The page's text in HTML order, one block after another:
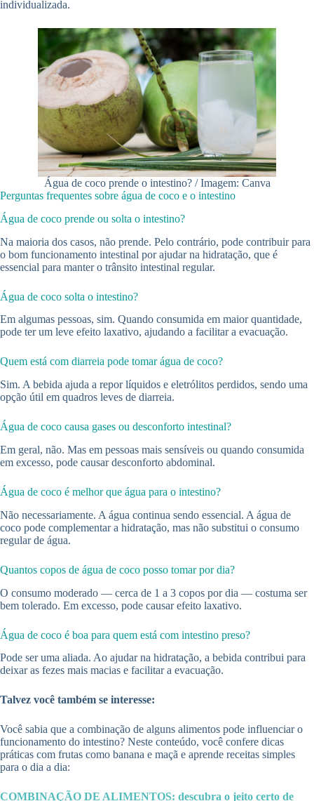
individualizada.
Água de coco prende o intestino? / Imagem: Canva
Perguntas frequentes sobre água de coco e o intestino
Água de coco prende ou solta o intestino?
Na maioria dos casos, não prende. Pelo contrário, pode contribuir para
o bom funcionamento intestinal por ajudar na hidratação, que é
essencial para manter o trânsito intestinal regular.
Água de coco solta o intestino?
Em algumas pessoas, sim. Quando consumida em maior quantidade,
pode ter um leve efeito laxativo, ajudando a facilitar a evacuação.
Quem está com diarreia pode tomar água de coco?
Sim. A bebida ajuda a repor líquidos e eletrólitos perdidos, sendo uma
opção útil em quadros leves de diarreia.
Água de coco causa gases ou desconforto intestinal?
Em geral, não. Mas em pessoas mais sensíveis ou quando consumida
em excesso, pode causar desconforto abdominal.
Água de coco é melhor que água para o intestino?
Não necessariamente. A água continua sendo essencial. A água de
coco pode complementar a hidratação, mas não substitui o consumo
regular de água.
Quantos copos de água de coco posso tomar por dia?
O consumo moderado — cerca de 1 a 3 copos por dia — costuma ser
bem tolerado. Em excesso, pode causar efeito laxativo.
Água de coco é boa para quem está com intestino preso?
Pode ser uma aliada. Ao ajudar na hidratação, a bebida contribui para
deixar as fezes mais macias e facilitar a evacuação.
Talvez você também se interesse:
Você sabia que a combinação de alguns alimentos pode influenciar o
funcionamento do intestino? Neste conteúdo, você confere dicas
práticas com frutas como banana e maçã e aprende receitas simples
para o dia a dia:
COMBINAÇÃO DE ALIMENTOS: descubra o jeito certo de